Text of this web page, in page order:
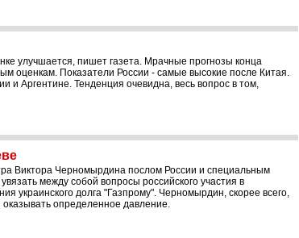
улучшается, пишет газета. Мрачные прогнозы конца
оценкам. Показатели России - самые высокие после Китая.
и Аргентине. Тенденция очевидна, весь вопрос в том,
Виктора Черномырдина послом России и специальным
между собой вопросы российского участия в
украинского долга "Газпрому". Черномырдин, скорее всего,
оказывать определенное давление.